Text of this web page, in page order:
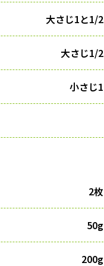
大さじ1と1/2
大さじ1/2
小さじ1
2枚
50g
200g